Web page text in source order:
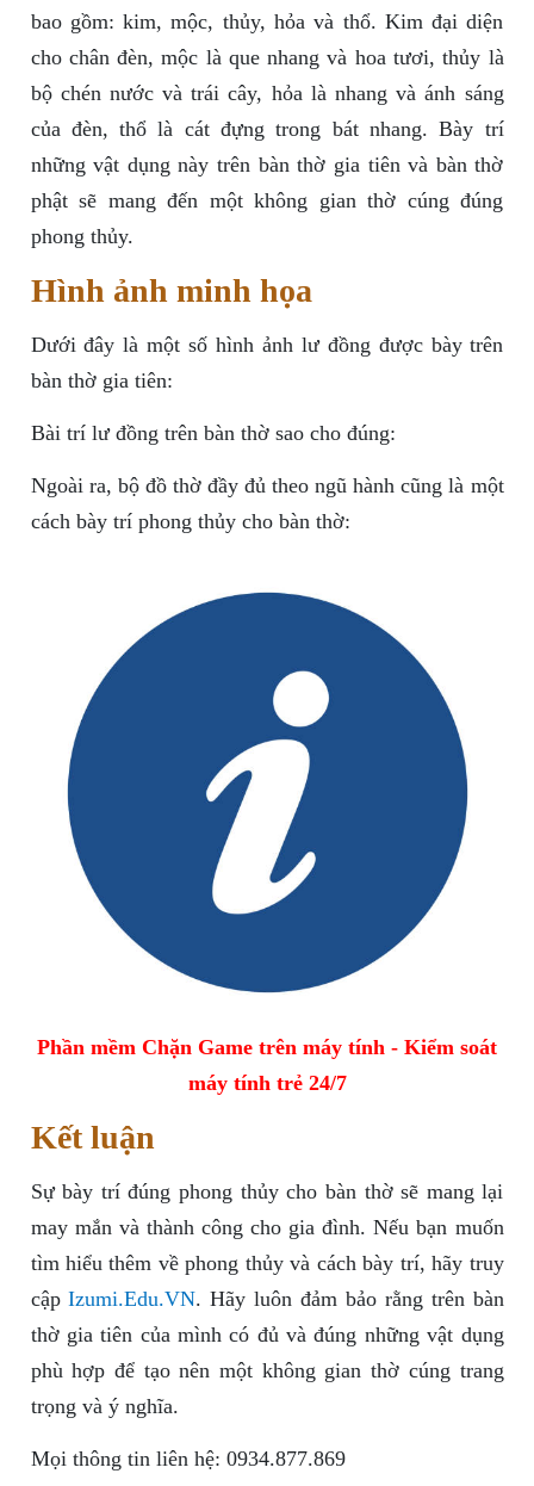
bao gồm: kim, mộc, thủy, hỏa và thổ. Kim đại diện
cho chân đèn, mộc là que nhang và hoa tươi, thủy là
bộ chén nước và trái cây, hỏa là nhang và ánh sáng
của đèn, thổ là cát đựng trong bát nhang. Bày trí
những vật dụng này trên bàn thờ gia tiên và bàn thờ
phật sẽ mang đến một không gian thờ cúng đúng
phong thủy.
Hình ảnh minh họa
Dưới đây là một số hình ảnh lư đồng được bày trên
bàn thờ gia tiên:
Bài trí lư đồng trên bàn thờ sao cho đúng:
Ngoài ra, bộ đồ thờ đầy đủ theo ngũ hành cũng là một
cách bày trí phong thủy cho bàn thờ:
Phần mềm Chặn Game trên máy tính - Kiểm soát
máy tính trẻ 24/7
Kết luận
Sự bày trí đúng phong thủy cho bàn thờ sẽ mang lại
may mắn và thành công cho gia đình. Nếu bạn muốn
tìm hiểu thêm về phong thủy và cách bày trí, hãy truy
cậpIzumi.Edu.VN. Hãy luôn đảm bảo rằng trên bàn
thờ gia tiên của mình có đủ và đúng những vật dụng
phù hợp để tạo nên một không gian thờ cúng trang
trọng và ý nghĩa.
Mọi thông tin liên hệ: 0934.877.869